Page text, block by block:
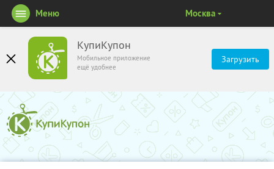
КупиКупон
Мобильное приложение
ещё удобнее
Загрузить
Меню Москва